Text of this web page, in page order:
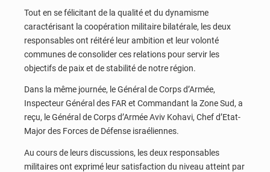
Tout en se félicitant de la qualité et du dynamisme
caractérisant la coopération militaire bilatérale, les deux
responsables ont réitéré leur ambition et leur volonté
communes de consolider ces relations pour servir les
objectifs de paix et de stabilité de notre région.
Dans la même journée, le Général de Corps d’Armée,
Inspecteur Général des FAR et Commandant la Zone Sud, a
reçu, le Général de Corps d’Armée Aviv Kohavi, Chef d’Etat-
Major des Forces de Défense israéliennes.
Au cours de leurs discussions, les deux responsables
militaires ont exprimé leur satisfaction du niveau atteint par